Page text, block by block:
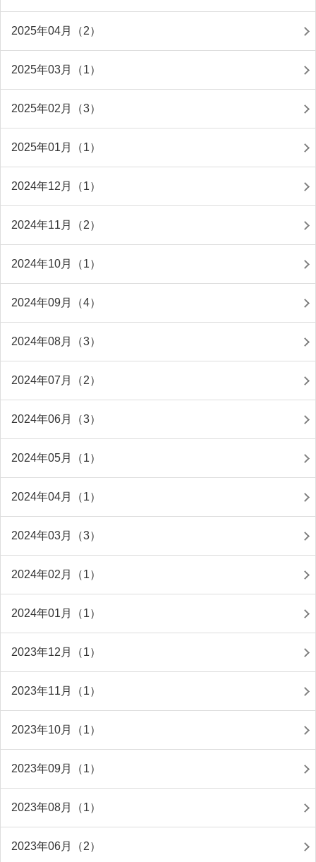
2025年04月（2）
2025年03月（1）
2025年02月（3）
2025年01月（1）
2024年12月（1）
2024年11月（2）
2024年10月（1）
2024年09月（4）
2024年08月（3）
2024年07月（2）
2024年06月（3）
2024年05月（1）
2024年04月（1）
2024年03月（3）
2024年02月（1）
2024年01月（1）
2023年12月（1）
2023年11月（1）
2023年10月（1）
2023年09月（1）
2023年08月（1）
2023年06月（2）